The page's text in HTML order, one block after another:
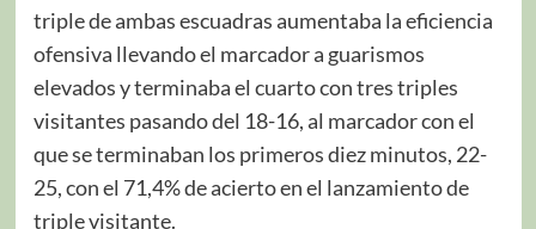
triple de ambas escuadras aumentaba la eficiencia
ofensiva llevando el marcador a guarismos
elevados y terminaba el cuarto con tres triples
visitantes pasando del 18-16, al marcador con el
que se terminaban los primeros diez minutos, 22-
25, con el 71,4% de acierto en el lanzamiento de
triple visitante.